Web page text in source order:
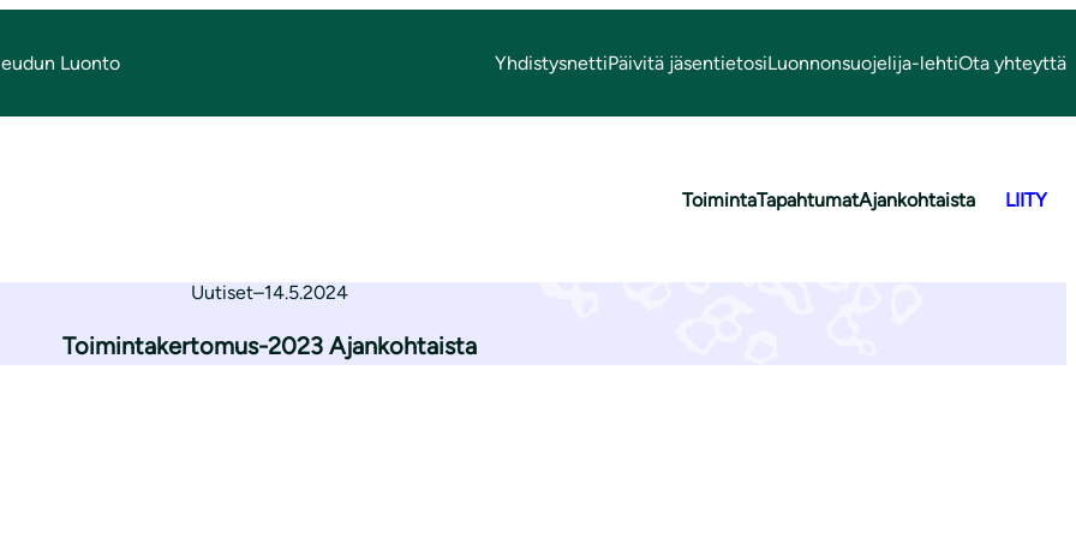
Luonto YhdistysnettiPäivitä jäsentietosiLuonnonsuojelija-lehtiOta yhteyttä
ToimintaTapahtumatAjankohtaista LIITY
Uutiset–14.5.2024
Toimintakertomus-2023 Ajankohtaista